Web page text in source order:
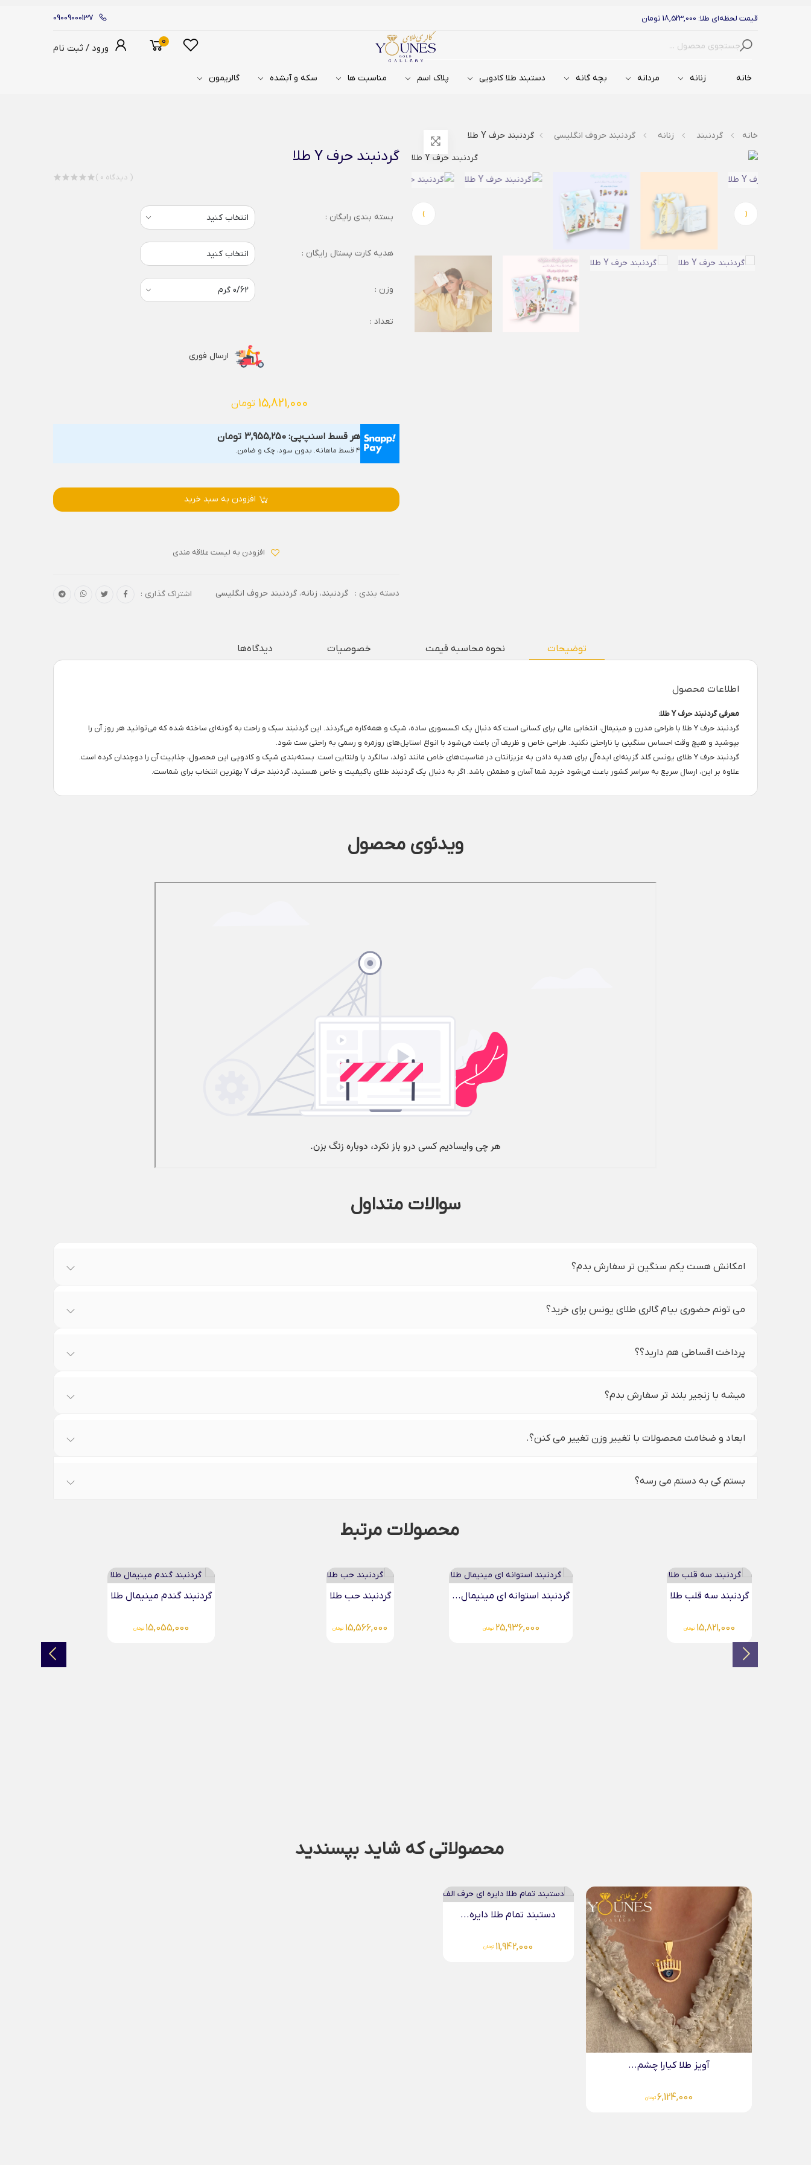
قیمت لحظه‌ای طلا: 18,523,000 تومان 09009000137
جستجو
ورود / ثبت نام
0
خانه زنانه مردانه بچه گانه دستبند طلا کادویی پلاک اسم مناسبت ها سکه و آبشده گالریمون
خانه گردنبند زنانه گردنبند حروف انگلیسی گردنبند حرف Y طلا
‹
›
گردنبند حرف Y طلا
( 0 دیدگاه )
بسته بندی رایگان :
هدیه کارت پستال رایگان : انتخاب کنید
وزن :
تعداد :
ارسال فوری
15,821,000 تومان
هر قسط اسنپ‌پی: 3,955,250 تومان
۴ قسط ماهانه. بدون سود، چک و ضامن.
افزودن به سبد خرید
افزودن به لیست علاقه مندی
دسته بندی : گردنبند، زنانه، گردنبند حروف انگلیسی اشتراک گذاری :
توضیحات نحوه محاسبه قیمت خصوصیات دیدگاه‌ها
اطلاعات محصول
معرفی گردنبند حرف Y طلا:
گردنبند حرف Y طلا با طراحی مدرن و مینیمال، انتخابی عالی برای کسانی است که دنبال یک اکسسوری ساده، شیک و همه‌کاره می‌گردند. این گردنبند سبک و راحت به گونه‌ای ساخته شده که می‌توانید هر روز آن را
بپوشید و هیچ وقت احساس سنگینی یا ناراحتی نکنید. طراحی خاص و ظریف آن باعث می‌شود با انواع استایل‌های روزمره و رسمی به راحتی ست شود.
گردنبند حرف Y طلای یونس گلد گزینه‌ای ایده‌آل برای هدیه دادن به عزیزانتان در مناسبت‌های خاص مانند تولد، سالگرد یا ولنتاین است. بسته‌بندی شیک و کادویی این محصول، جذابیت آن را دوچندان کرده است.
علاوه بر این، ارسال سریع به سراسر کشور باعث می‌شود خرید شما آسان و مطمئن باشد. اگر به دنبال یک گردنبند طلای باکیفیت و خاص هستید، گردنبند حرف Y بهترین انتخاب برای شماست.
ویدئوی محصول
سوالات متداول
امکانش هست یکم سنگین تر سفارش بدم؟
می تونم حضوری بیام گالری طلای یونس برای خرید؟
پرداخت اقساطی هم دارید؟؟
میشه با زنجیر بلند تر سفارش بدم؟
ابعاد و ضخامت محصولات با تغییر وزن تغییر می کنن؟.
بستم کی به دستم می رسه؟
محصولات مرتبط
گردنبند استوانه ای مینیمال...
25,936,000
گردنبند حب طلا
15,566,000 تومان
گردنبند گندم مینیمال طلا
15,055,000
گردنبند بینهایت قلبی مینیمال...
14,862,000
محصولاتی که شاید بپسندید
آویز طلا کیارا چشم...
6,124,000 تومان
دستبند تمام طلا دایره...
11,942,000 تومان